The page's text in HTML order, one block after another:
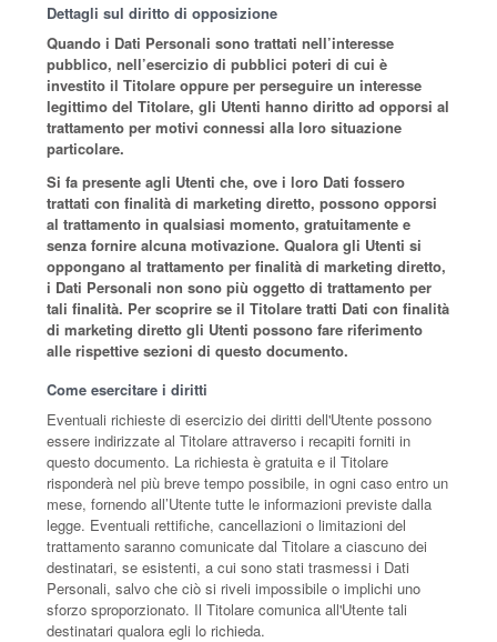
Dettagli sul diritto di opposizione
Quando i Dati Personali sono trattati nell’interesse
pubblico, nell’esercizio di pubblici poteri di cui è
investito il Titolare oppure per perseguire un interesse
legittimo del Titolare, gli Utenti hanno diritto ad opporsi al
trattamento per motivi connessi alla loro situazione
particolare.
Si fa presente agli Utenti che, ove i loro Dati fossero
trattati con finalità di marketing diretto, possono opporsi
al trattamento in qualsiasi momento, gratuitamente e
senza fornire alcuna motivazione. Qualora gli Utenti si
oppongano al trattamento per finalità di marketing diretto,
i Dati Personali non sono più oggetto di trattamento per
tali finalità. Per scoprire se il Titolare tratti Dati con finalità
di marketing diretto gli Utenti possono fare riferimento
alle rispettive sezioni di questo documento.
Come esercitare i diritti
Eventuali richieste di esercizio dei diritti dell'Utente possono
essere indirizzate al Titolare attraverso i recapiti forniti in
questo documento. La richiesta è gratuita e il Titolare
risponderà nel più breve tempo possibile, in ogni caso entro un
mese, fornendo all’Utente tutte le informazioni previste dalla
legge. Eventuali rettifiche, cancellazioni o limitazioni del
trattamento saranno comunicate dal Titolare a ciascuno dei
destinatari, se esistenti, a cui sono stati trasmessi i Dati
Personali, salvo che ciò si riveli impossibile o implichi uno
sforzo sproporzionato. Il Titolare comunica all'Utente tali
destinatari qualora egli lo richieda.